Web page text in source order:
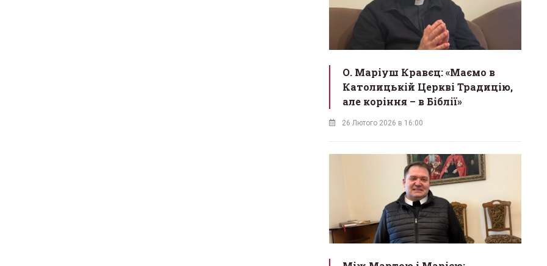
О. Маріуш Кравєц: «Маємо в
Католицькій Церкві Традицію,
але коріння – в Біблії»
26 Лютого 2026 в 16:00